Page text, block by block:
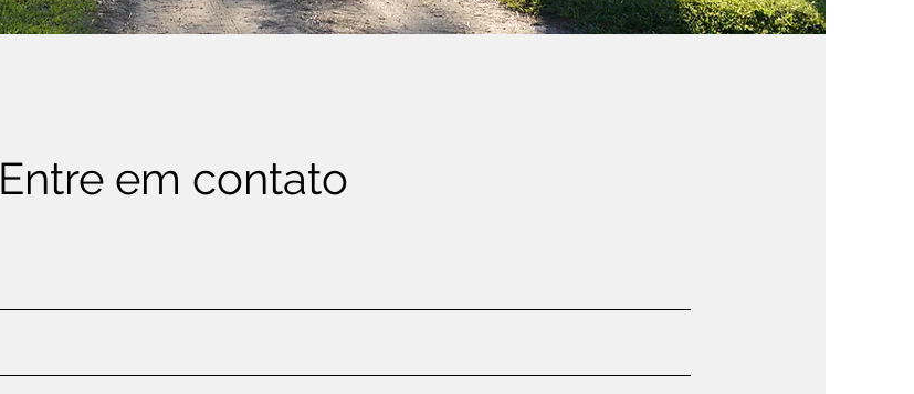
Entre em contato